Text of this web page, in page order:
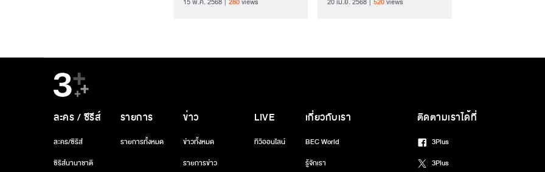
ละคร / ซีรีส์
ละคร/ซีรีส์
ซีรีส์นานาชาติ
รายการ
รายการทั้งหมด
ข่าว
ข่าวทั้งหมด
รายการข่าว
LIVE
ทีวีออนไลน์
เกี่ยวกับเรา
BEC World
รู้จักเรา
ติดตามเราได้ที่
3Plus
3Plus